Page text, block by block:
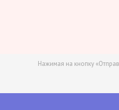
Нажимая на кнопку